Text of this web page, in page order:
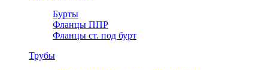
Бурты
Фланцы ППР
Фланцы ст. под бурт
Трубы